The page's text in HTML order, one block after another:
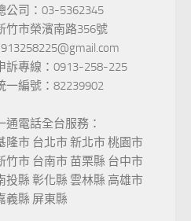
公司：03-5362345
竹市榮濱南路356號
訴專線：0913-258-225
一編號：82239902
通電話全台服務：
隆市 台北市 新北市 桃園市
竹市 台南市 苗栗縣 台中市
投縣 彰化縣 雲林縣 高雄市
義縣 屏東縣